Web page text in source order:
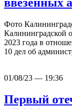
ввезенных
Фото
Калининградской
2023 года в
10 дел об
01/08/23 — 19:36
Первый